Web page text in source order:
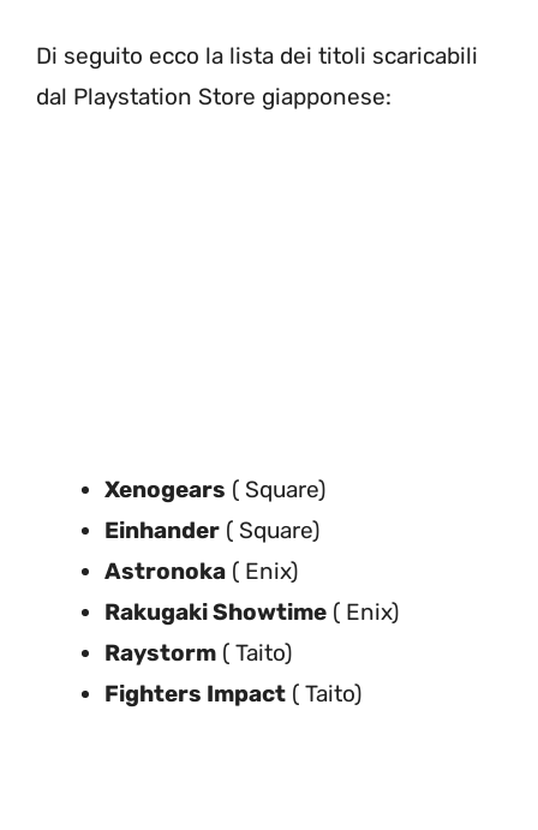
Di seguito ecco la lista dei titoli scaricabili
dal Playstation Store giapponese:
Xenogears ( Square)
Einhander ( Square)
Astronoka ( Enix)
Rakugaki Showtime ( Enix)
Raystorm ( Taito)
Fighters Impact ( Taito)